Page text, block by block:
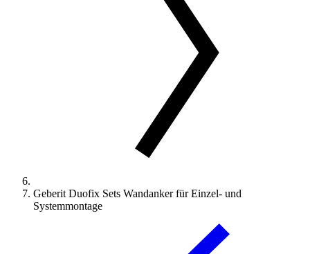
Geberit Duofix Sets Wandanker für Einzel- und
Systemmontage